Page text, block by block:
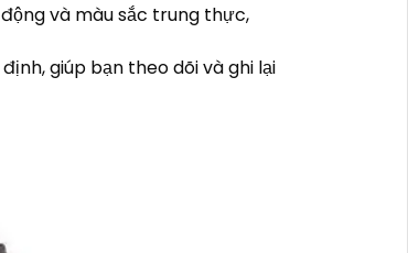
và màu sắc trung thực,
giúp bạn theo dõi và ghi lại